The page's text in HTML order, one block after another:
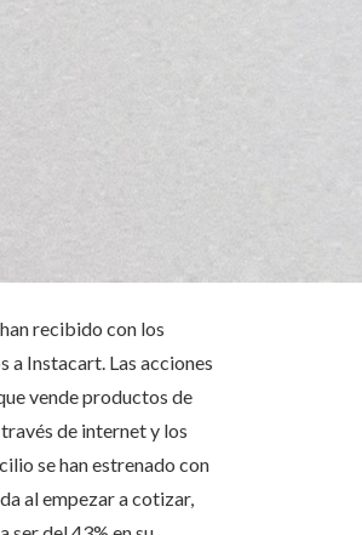
recibido con los
a Instacart. Las acciones
vende productos de
de internet y los
se han estrenado con
al empezar a cotizar,